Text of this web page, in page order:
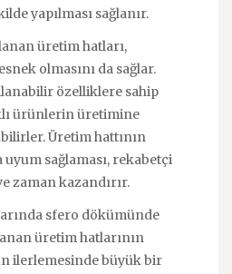
yapılması sağlanır.
üretim hatları,
olmasını da sağlar.
özelliklere sahip
ürünlerin üretimine
Üretim hattının
sağlaması, rekabetçi
zaman kazandırır.
sfero dökümünde
üretim hatlarının
ilerlemesinde büyük bir